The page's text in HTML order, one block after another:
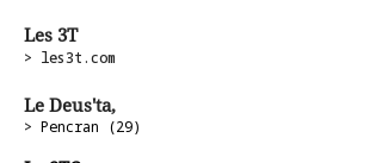
Les 3T
> les3t.com
Le Deus'ta,
> Pencran (29)